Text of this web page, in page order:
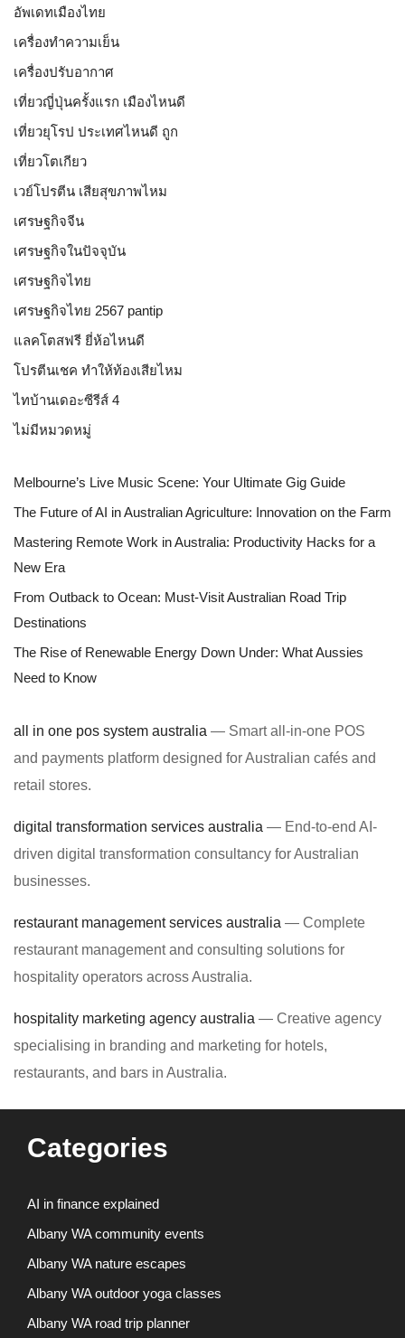
อัพเดทเมืองไทย
เครื่องทำความเย็น
เครื่องปรับอากาศ
เที่ยวญี่ปุ่นครั้งแรก เมืองไหนดี
เที่ยวยุโรป ประเทศไหนดี ถูก
เที่ยวโตเกียว
เวย์โปรตีน เสียสุขภาพไหม
เศรษฐกิจจีน
เศรษฐกิจในปัจจุบัน
เศรษฐกิจไทย
เศรษฐกิจไทย 2567 pantip
แลคโตสฟรี ยี่ห้อไหนดี
โปรตีนเชค ทำให้ท้องเสียไหม
ไทบ้านเดอะซีรีส์ 4
ไม่มีหมวดหมู่
Melbourne’s Live Music Scene: Your Ultimate Gig Guide
The Future of AI in Australian Agriculture: Innovation on the Farm
Mastering Remote Work in Australia: Productivity Hacks for a
New Era
From Outback to Ocean: Must-Visit Australian Road Trip
Destinations
The Rise of Renewable Energy Down Under: What Aussies
Need to Know
all in one pos system australia — Smart all-in-one POS
and payments platform designed for Australian cafés and
retail stores.
digital transformation services australia — End-to-end AI-
driven digital transformation consultancy for Australian
businesses.
restaurant management services australia — Complete
restaurant management and consulting solutions for
hospitality operators across Australia.
hospitality marketing agency australia — Creative agency
specialising in branding and marketing for hotels,
restaurants, and bars in Australia.
Categories
AI in finance explained
Albany WA community events
Albany WA nature escapes
Albany WA outdoor yoga classes
Albany WA road trip planner